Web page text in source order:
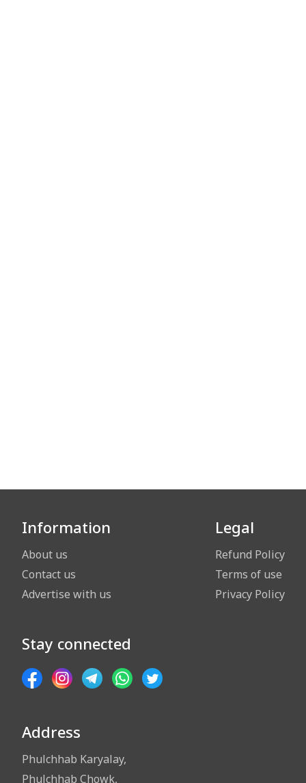
Information
About us
Contact us
Advertise with us
Legal
Refund Policy
Terms of use
Privacy Policy
Stay connected
Address
Phulchhab Karyalay,
Phulchhab Chowk,